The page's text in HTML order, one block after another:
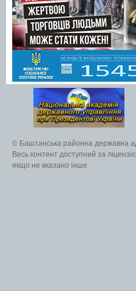
© Баштанська районна державна
Весь контент доступний за
якщо не вказано інше